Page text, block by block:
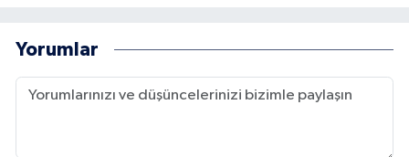
Yorumlar